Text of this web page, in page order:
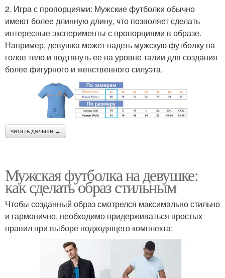
2. Игра с пропорциями: Мужские футболки обычно
имеют более длинную длину, что позволяет сделать
интересные эксперименты с пропорциями в образе.
Например, девушка может надеть мужскую футболку на
голое тело и подтянуть ее на уровне талии для создания
более фигурного и женственного силуэта.
читать дальше →
Мужская футболка на девушке:
как сделать образ стильным
Чтобы созданный образ смотрелся максимально стильно
и гармонично, необходимо придерживаться простых
правил при выборе подходящего комплекта: